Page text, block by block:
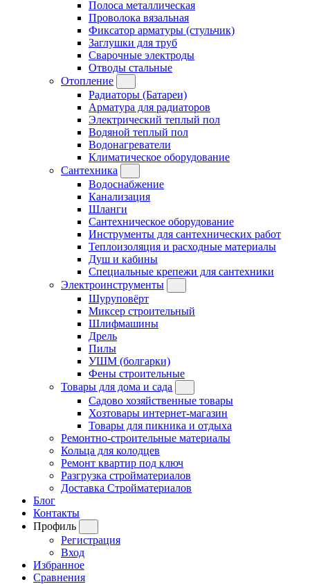
Полоса металлическая
Проволока вязальная
Фиксатор арматуры (стульчик)
Заглушки для труб
Сварочные электроды
Отводы стальные
Отопление
Радиаторы (Батареи)
Арматура для радиаторов
Электрический теплый пол
Водяной теплый пол
Водонагреватели
Климатическое оборудование
Сантехника
Водоснабжение
Канализация
Шланги
Сантехническое оборудование
Инструменты для сантехнических работ
Теплоизоляция и расходные материалы
Душ и кабины
Специальные крепежи для сантехники
Электроинструменты
Шуруповёрт
Миксер строительный
Шлифмашины
Дрель
Пилы
УШМ (болгарки)
Фены строительные
Товары для дома и сада
Садово хозяйственные товары
Хозтовары интернет-магазин
Товары для пикника и отдыха
Ремонтно-строительные материалы
Кольца для колодцев
Ремонт квартир под ключ
Разгрузка стройматериалов
Доставка Стройматериалов
Блог
Контакты
Профиль
Регистрация
Вход
Избранное
Сравнения